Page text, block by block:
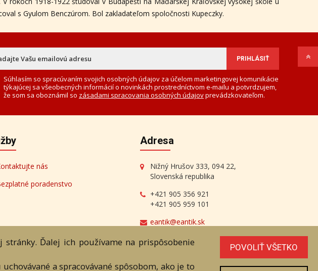
s Gyulom Benczúrom. Bol zakladateľom spoločnosti Kupeczky.
Súhlasím so spracúvaním svojich osobných údajov za účelom marketingovej komunikácie
týkajúcej sa všeobecných informácií o novinkách prostredníctvom e-mailu a potvrdzujem,
že som sa oboznámil so zásadami spracovania osobných údajovprevádzkovateľom.
nás
poradenstvo
Adresa
Nižný Hrušov 333, 094 22,
Slovenská republika
+421 905 356 921
+421 905 959 101
eantik@eantik.sk
Kontakt Bezplatné poradenstvo Biografie autorov
stránky. Ďalej ich používame na prispôsobenie
a spracovávané spôsobom, ako je to
POVOLIŤ VŠETKO